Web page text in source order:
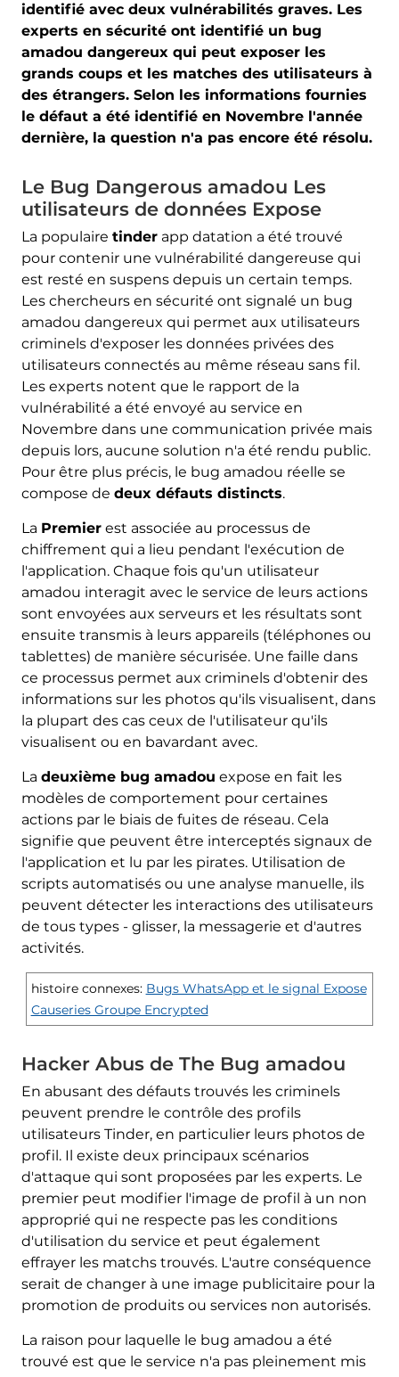
identifié avec deux vulnérabilités graves. Les
experts en sécurité ont identifié un bug
amadou dangereux qui peut exposer les
grands coups et les matches des utilisateurs à
des étrangers. Selon les informations fournies
le défaut a été identifié en Novembre l'année
dernière, la question n'a pas encore été résolu.
Le Bug Dangerous amadou Les
utilisateurs de données Expose
La populaire tinderapp datation a été trouvé
pour contenir une vulnérabilité dangereuse qui
est resté en suspens depuis un certain temps.
Les chercheurs en sécurité ont signalé un bug
amadou dangereux qui permet aux utilisateurs
criminels d'exposer les données privées des
utilisateurs connectés au même réseau sans fil.
Les experts notent que le rapport de la
vulnérabilité a été envoyé au service en
Novembre dans une communication privée mais
depuis lors, aucune solution n'a été rendu public.
Pour être plus précis, le bug amadou réelle se
compose de deux défauts distincts.
La Premierest associée au processus de
chiffrement qui a lieu pendant l'exécution de
l'application. Chaque fois qu'un utilisateur
amadou interagit avec le service de leurs actions
sont envoyées aux serveurs et les résultats sont
ensuite transmis à leurs appareils (téléphones ou
tablettes) de manière sécurisée. Une faille dans
ce processus permet aux criminels d'obtenir des
informations sur les photos qu'ils visualisent, dans
la plupart des cas ceux de l'utilisateur qu'ils
visualisent ou en bavardant avec.
La deuxième bug amadou expose en fait les
modèles de comportement pour certaines
actions par le biais de fuites de réseau. Cela
signifie que peuvent être interceptés signaux de
l'application et lu par les pirates. Utilisation de
scripts automatisés ou une analyse manuelle, ils
peuvent détecter les interactions des utilisateurs
de tous types - glisser, la messagerie et d'autres
activités.
histoire connexes: Bugs WhatsApp et le signal Expose
Causeries Groupe Encrypted
Hacker Abus de The Bug amadou
En abusant des défauts trouvés les criminels
peuvent prendre le contrôle des profils
utilisateurs Tinder, en particulier leurs photos de
profil. Il existe deux principaux scénarios
d'attaque qui sont proposées par les experts. Le
premier peut modifier l'image de profil à un non
approprié qui ne respecte pas les conditions
d'utilisation du service et peut également
effrayer les matchs trouvés. L'autre conséquence
serait de changer à une image publicitaire pour la
promotion de produits ou services non autorisés.
La raison pour laquelle le bug amadou a été
trouvé est que le service n'a pas pleinement mis